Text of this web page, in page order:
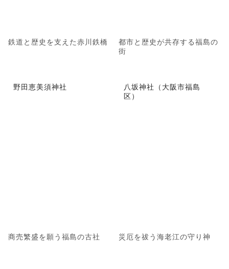
鉄道と歴史を支えた赤川鉄橋
都市と歴史が共存する福島の
街
野田恵美須神社
商売繁盛を願う福島の古社
八坂神社（大阪市福島
区）
災厄を祓う海老江の守り神